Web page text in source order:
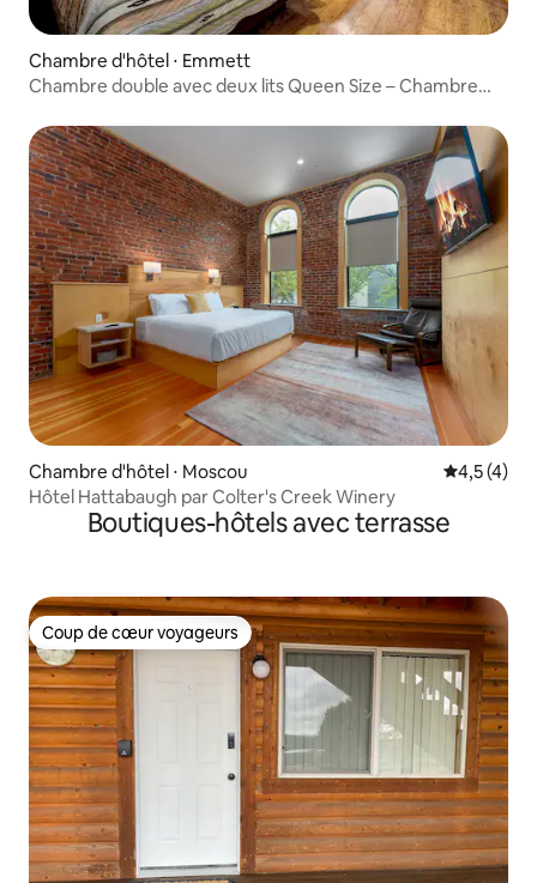
Chambre d'hôtel ⋅ Emmett
Chambre double avec deux lits Queen Size – Chambre
Chambre d'hôtel ⋅ Moscou Évaluation
4,5 (4)
Hôtel Hattabaugh par Colter's Creek Winery
Boutiques-hôtels avec terrasse
Coup de cœur voyageurs
Coup de cœur voyageurs